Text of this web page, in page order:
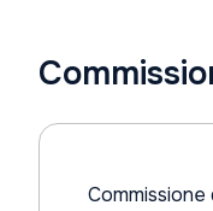
Commissione